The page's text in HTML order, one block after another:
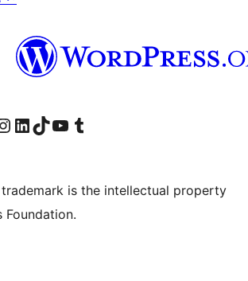
Threads
pagina Facebook
il nostro account Instagram
Visita il nostro account LinkedIn
Visita il nostro account TikTok
Visita il nostro canale YouTube
Visita il nostro account Tumblr
trademark is the intellectual property
Foundation.